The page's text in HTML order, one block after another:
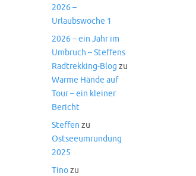
2026 –
Urlaubswoche 1
2026 – ein Jahr im
Umbruch – Steffens
Radtrekking-Blog zu
Warme Hände auf
Tour – ein kleiner
Bericht
Steffen zu
Ostseeumrundung
2025
Tinozu